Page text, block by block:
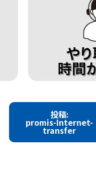
投稿:
promis-Internet-
transfer